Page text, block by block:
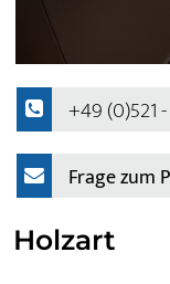
+49 (0)521
Frage zum
Holzart